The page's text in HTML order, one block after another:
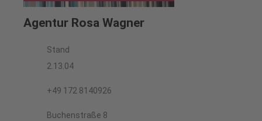
Agentur Rosa Wagner
Stand
2.13.04
+49 172 8140926
Buchenstraße 8